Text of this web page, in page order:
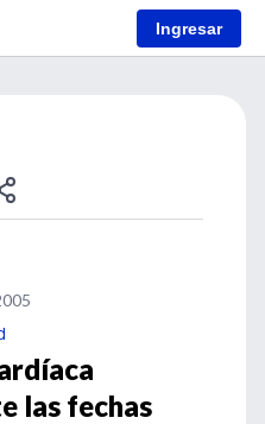
Ingresar
las fechas